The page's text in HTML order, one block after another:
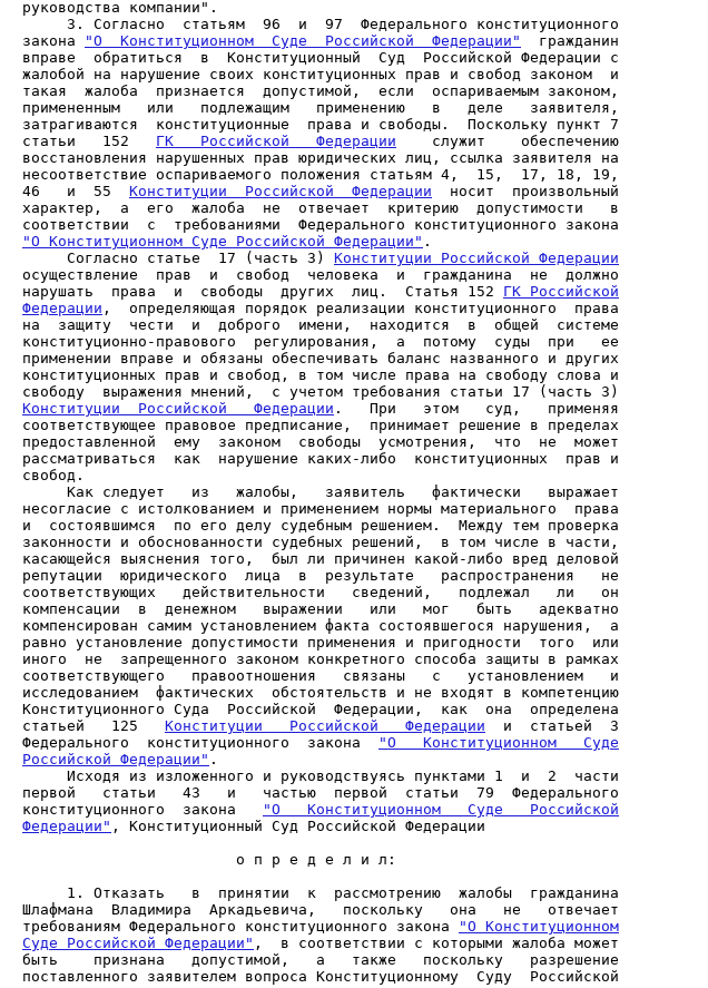
     3. Согласно  статьям  96  и  97  Федерального конституционного
закона
"О  Конституционном  Суде  Российской  Федерации"
  гражданин
вправе  обратиться  в  Конституционный  Суд  Российской Федерации с
жалобой на нарушение своих конституционных прав и свобод законом  и
такая  жалоба  признается  допустимой,  если  оспариваемым законом,
примененным   или   подлежащим   применению   в   деле   заявителя,
затрагиваются  конституционные  права и свободы.  Поскольку пункт 7
статьи   152 ГК   Российской   Федерации
    служит    обеспечению
восстановления нарушенных прав юридических лиц, ссылка заявителя на
несоответствие оспариваемого положения статьям 4,  15,  17, 18, 19,
46   и  55 Конституции  Российской  Федерации
  носит  произвольный
характер,  а  его  жалоба  не  отвечает  критерию  допустимости   в
"О Конституционном Суде Российской Федерации"
     Согласно статье  17 (часть 3)
Конституции Российской Федерации
осуществление  прав  и  свобод  человека  и  гражданина  не  должно
нарушать  права  и  свободы  других  лиц.  Статья 152 ГК Российской
Федерации ,  определяющая порядок реализации конституционного  права
на  защиту  чести  и  доброго  имени,  находится  в  общей  системе
конституционно-правового  регулирования,  а  потому  суды  при   ее
применении вправе и обязаны обеспечивать баланс названного и других
конституционных прав и свобод, в том числе права на свободу слова и
Конституции  Российской   Федерации .   При   этом   суд,   применяя
соответствующее правовое предписание,  принимает решение в пределах
предоставленной  ему  законом  свободы  усмотрения,  что  не  может
рассматриваться  как  нарушение каких-либо  конституционных  прав и
     Как следует   из   жалобы,   заявитель   фактически   выражает
несогласие с истолкованием и применением нормы материального  права
и  состоявшимся  по его делу судебным решением.  Между тем проверка
законности и обоснованности судебных решений,  в том числе в части,
касающейся выяснения того,  был ли причинен какой-либо вред деловой
репутации  юридического  лица  в  результате   распространения   не
соответствующих   действительности   сведений,   подлежал   ли   он
компенсации  в  денежном   выражении   или   мог   быть   адекватно
компенсирован самим установлением факта состоявшегося нарушения,  а
равно установление допустимости применения и пригодности  того  или
иного  не  запрещенного законом конкретного способа защиты в рамках
соответствующего   правоотношения   связаны   с   установлением   и
исследованием  фактических  обстоятельств и не входят в компетенцию
Конституционного Суда  Российской  Федерации,  как  она  определена
статьей   125 Конституции   Российской   Федерации
  и  статьей  3
Федерального  конституционного  закона
"О   Конституционном   Суде
Российской Федерации"
     Исходя из изложенного и руководствуясь пунктами 1  и  2  части
первой   статьи   43   и   частью  первой  статьи  79  Федерального
конституционного  закона
"О   Конституционном   Суде   Российской
Федерации" , Конституционный Суд Российской Федерации
                        о п р е д е л и л:
     1. Отказать   в  принятии  к  рассмотрению  жалобы  гражданина
Шлафмана  Владимира  Аркадьевича,   поскольку   она   не   отвечает
требованиям Федерального конституционного закона
"О Конституционном
Суде Российской Федерации" ,  в соответствии с которыми жалоба может
быть    признана   допустимой,   а   также   поскольку   разрешение
поставленного заявителем вопроса Конституционному  Суду  Российской